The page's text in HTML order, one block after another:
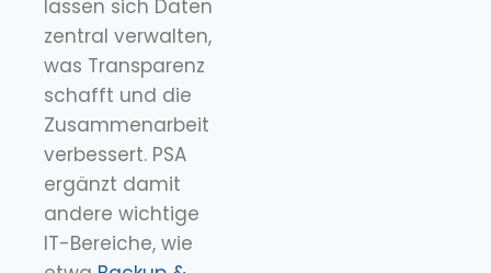
lassen sich Daten
zentral verwalten,
was Transparenz
schafft und die
Zusammenarbeit
verbessert. PSA
ergänzt damit
andere wichtige
IT-Bereiche, wie